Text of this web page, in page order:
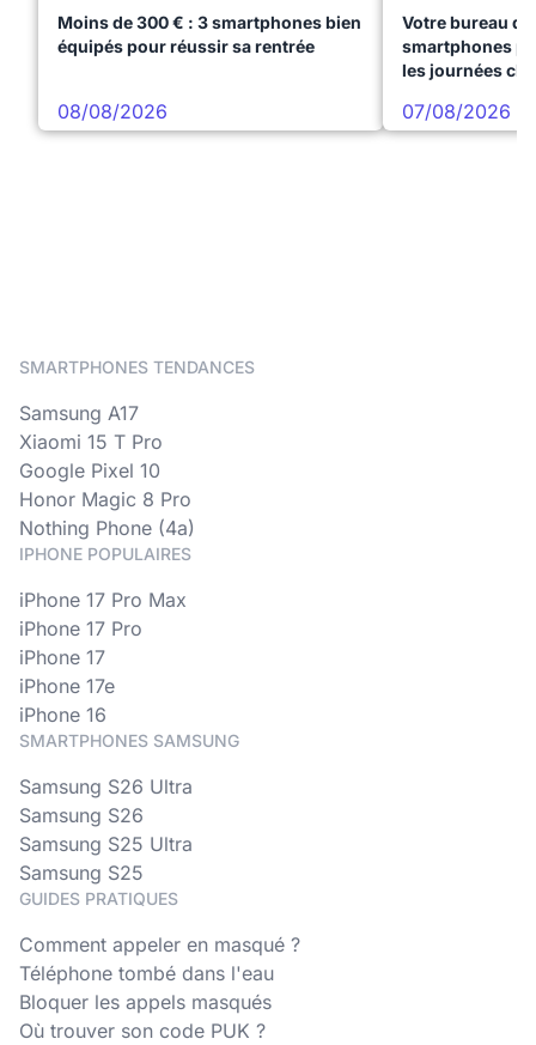
Moins de 300 € : 3 smartphones bien
équipés pour réussir sa rentrée
08/08/2026
Votre bureau
smartphones
les journées
07/08/2026
SMARTPHONES TENDANCES
Samsung A17
Xiaomi 15 T Pro
Google Pixel 10
Honor Magic 8 Pro
Nothing Phone (4a)
IPHONE POPULAIRES
iPhone 17 Pro Max
iPhone 17 Pro
iPhone 17
iPhone 17e
iPhone 16
SMARTPHONES SAMSUNG
Samsung S26 Ultra
Samsung S26
Samsung S25 Ultra
Samsung S25
GUIDES PRATIQUES
Comment appeler en masqué ?
Téléphone tombé dans l'eau
Bloquer les appels masqués
Où trouver son code PUK ?